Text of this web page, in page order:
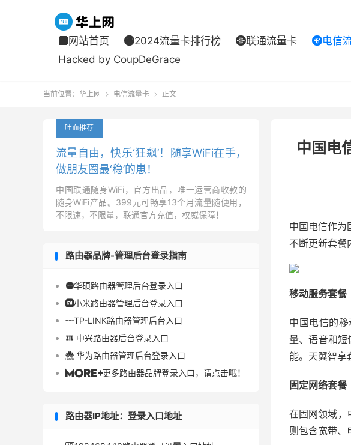
 网站首页 2024流量卡排行榜 联通流量卡 电信
Hacked by CoupDeGrace
当前位置： 华上网  电信流量卡  正文
中国电
中国电信作为
不断更新套餐
移动服务套餐
中国电信的
量、语音和
能。天翼智享
固定网络套餐
在固网领域，
则包含宽带、
吐血推荐
流量自由，快乐‘狂飙’！随享WiFi在手，
做朋友圈最‘稳’的崽！
中国联通随身WiFi，官方出品，唯一运营商收款的
随身WiFi产品。399元可畅享13个月流量随便用，
不限速，不限量，联通官方充值，权威保障！
路由器品牌-管理后台登录指南
华硕路由器管理后台登录入口
小米路由器管理后台登录入口
TP-LINK路由器管理后台入口
 中兴路由器后台登录入口
 华为路由器管理后台登录入口
更多路由器品牌登录入口，请点击哦！
路由器IP地址：登录入口地址